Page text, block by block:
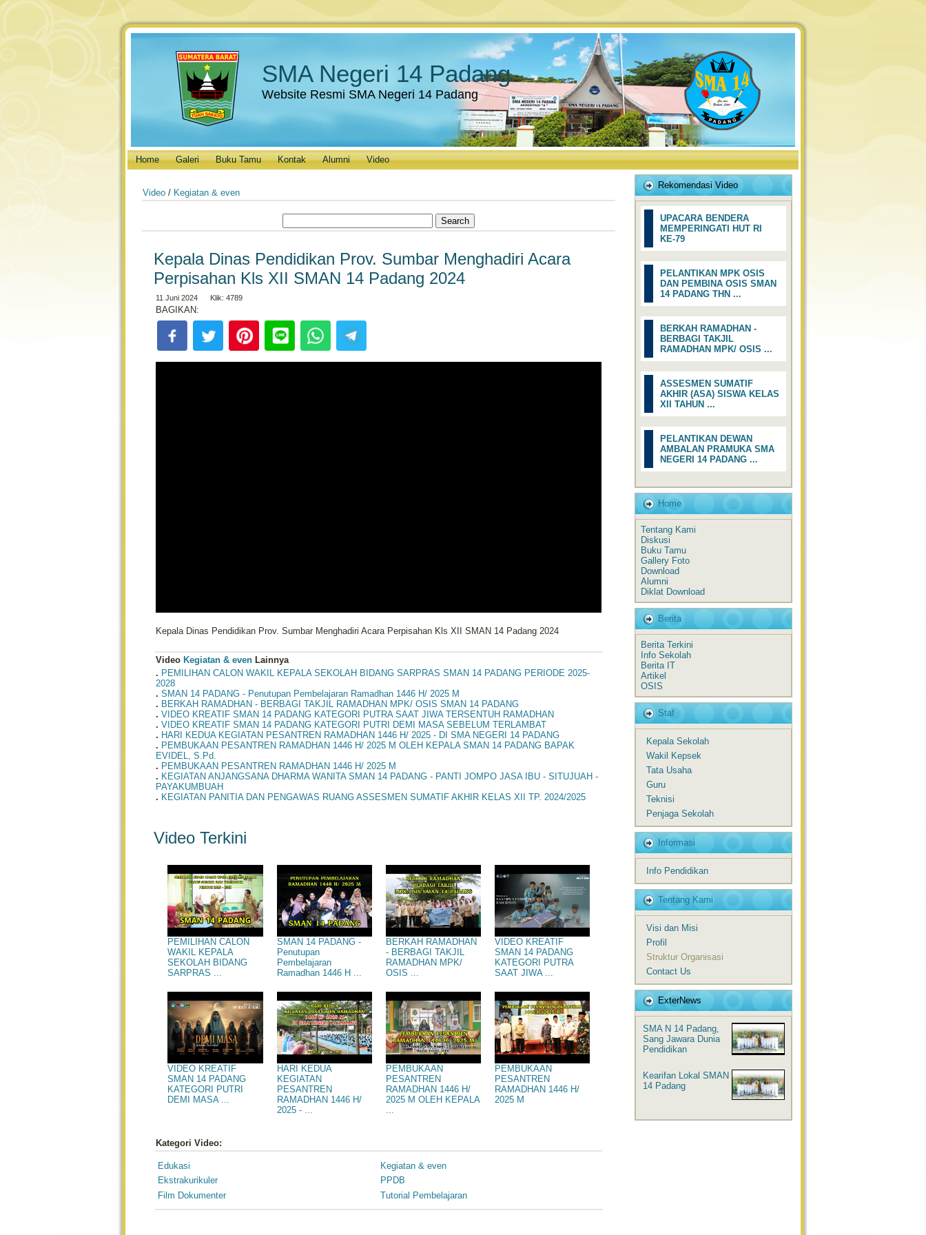
SMA Negeri 14 Padang
Website Resmi SMA Negeri 14 Padang
Home Galeri Buku Tamu Kontak Alumni Video
Video / Kegiatan & even
Kepala Dinas Pendidikan Prov. Sumbar Menghadiri Acara
Perpisahan Kls XII SMAN 14 Padang 2024
11 Juni 2024 Klik: 4789
BAGIKAN:
Kepala Dinas Pendidikan Prov. Sumbar Menghadiri Acara Perpisahan Kls XII SMAN 14 Padang 2024
Video Kegiatan & even Lainnya
. PEMILIHAN CALON WAKIL KEPALA SEKOLAH BIDANG SARPRAS SMAN 14 PADANG PERIODE 2025-
2028
. SMAN 14 PADANG - Penutupan Pembelajaran Ramadhan 1446 H/ 2025 M
. BERKAH RAMADHAN - BERBAGI TAKJIL RAMADHAN MPK/ OSIS SMAN 14 PADANG
. VIDEO KREATIF SMAN 14 PADANG KATEGORI PUTRA SAAT JIWA TERSENTUH RAMADHAN
. VIDEO KREATIF SMAN 14 PADANG KATEGORI PUTRI DEMI MASA SEBELUM TERLAMBAT
. HARI KEDUA KEGIATAN PESANTREN RAMADHAN 1446 H/ 2025 - DI SMA NEGERI 14 PADANG
. PEMBUKAAN PESANTREN RAMADHAN 1446 H/ 2025 M OLEH KEPALA SMAN 14 PADANG BAPAK
EVIDEL, S.Pd.
. PEMBUKAAN PESANTREN RAMADHAN 1446 H/ 2025 M
. KEGIATAN ANJANGSANA DHARMA WANITA SMAN 14 PADANG - PANTI JOMPO JASA IBU - SITUJUAH -
PAYAKUMBUAH
. KEGIATAN PANITIA DAN PENGAWAS RUANG ASSESMEN SUMATIF AKHIR KELAS XII TP. 2024/2025
Video Terkini
PEMILIHAN CALON
WAKIL KEPALA
SEKOLAH BIDANG
SARPRAS ...
SMAN 14 PADANG -
Penutupan
Pembelajaran
Ramadhan 1446 H ...
BERKAH RAMADHAN
- BERBAGI TAKJIL
RAMADHAN MPK/
OSIS ...
VIDEO KREATIF
SMAN 14 PADANG
KATEGORI PUTRA
SAAT JIWA ...
VIDEO KREATIF
SMAN 14 PADANG
KATEGORI PUTRI
DEMI MASA ...
HARI KEDUA
KEGIATAN
PESANTREN
RAMADHAN 1446 H/
2025 - ...
PEMBUKAAN
PESANTREN
RAMADHAN 1446 H/
2025 M OLEH KEPALA
PEMBUKAAN
PESANTREN
RAMADHAN 1446 H/
2025 M
Kategori Video:
Edukasi
Ekstrakurikuler
Film Dokumenter
Kegiatan & even
PPDB
Tutorial Pembelajaran
Rekomendasi Video
UPACARA BENDERA
MEMPERINGATI HUT RI
KE-79
PELANTIKAN MPK OSIS
DAN PEMBINA OSIS SMAN
14 PADANG THN ...
BERKAH RAMADHAN -
BERBAGI TAKJIL
RAMADHAN MPK/ OSIS ...
ASSESMEN SUMATIF
AKHIR (ASA) SISWA KELAS
XII TAHUN ...
PELANTIKAN DEWAN
AMBALAN PRAMUKA SMA
NEGERI 14 PADANG ...
Home
Tentang Kami
Diskusi
Buku Tamu
Gallery Foto
Download
Alumni
Diklat Download
Berita
Berita Terkini
Info Sekolah
Berita IT
Artikel
OSIS
Staf
Kepala Sekolah
Wakil Kepsek
Tata Usaha
Guru
Teknisi
Penjaga Sekolah
Informasi
Info Pendidikan
Tentang Kami
Visi dan Misi
Profil
Struktur Organisasi
Contact Us
ExterNews
SMA N 14 Padang,
Sang Jawara Dunia
Pendidikan
Kearifan Lokal SMAN
14 Padang